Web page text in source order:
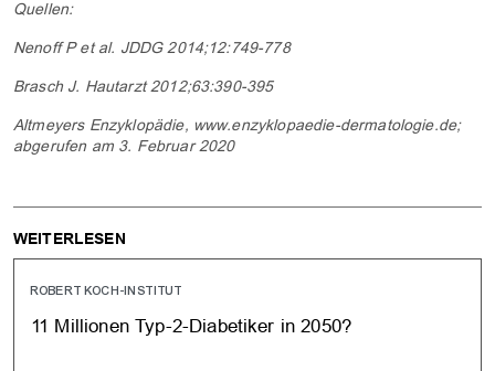
Quellen:
Nenoff P et al. JDDG 2014;12:749-778
Brasch J. Hautarzt 2012;63:390-395
Altmeyers Enzyklopädie, www.enzyklopaedie-dermatologie.de;
abgerufen am 3. Februar 2020
WEITERLESEN
ROBERT KOCH-INSTITUT
11 Millionen Typ-2-Diabetiker in 2050?